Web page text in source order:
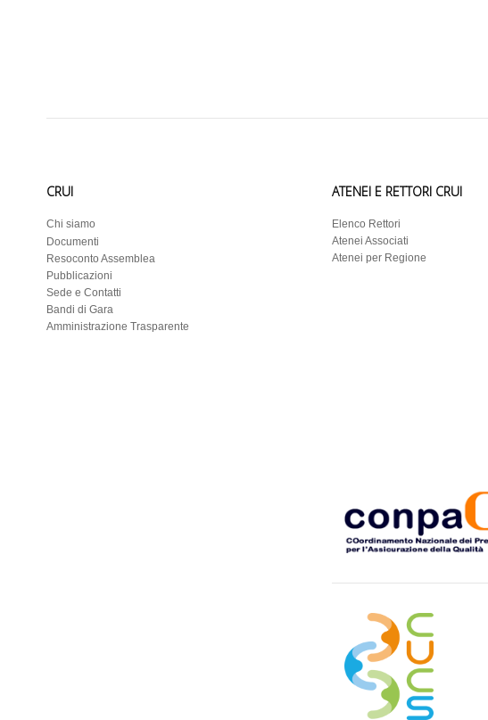
CRUI
Chi siamo
Documenti
Resoconto Assemblea
Pubblicazioni
Sede e Contatti
Bandi di Gara
Amministrazione Trasparente
ATENEI E RETTORI CRUI
Elenco Rettori
Atenei Associati
Atenei per Regione